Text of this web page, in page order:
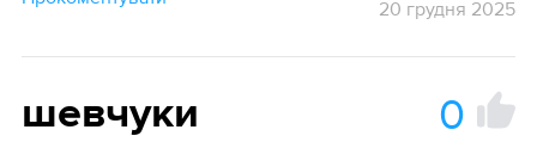
20 грудня 2025
шевчуки 0